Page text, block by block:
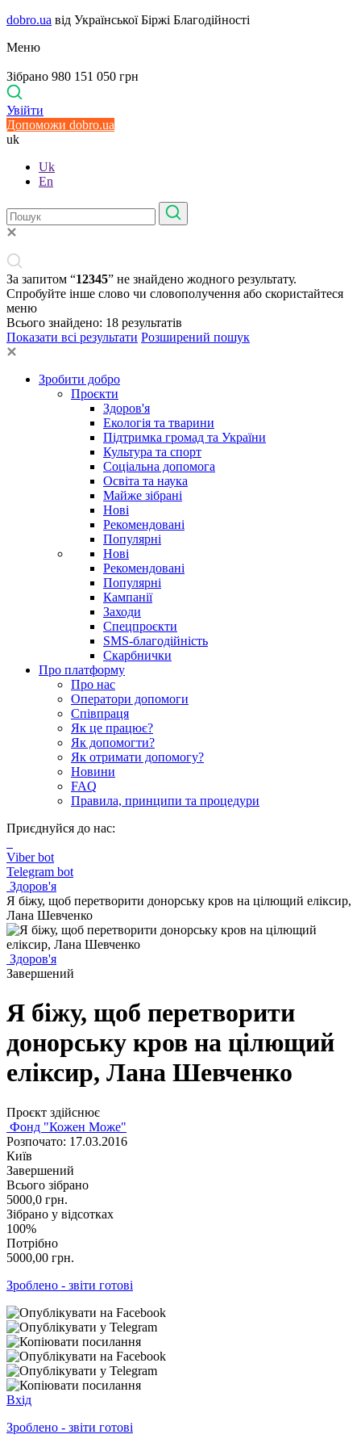
dobro.ua від Української Біржі Благодійності
Меню
Зібрано 980 151 050 грн
Увійти
Допоможи dobro.ua
uk
Uk
En
За запитом “12345” не знайдено жодного результату.
Спробуйте інше слово чи словополучення або скористайтеся
меню
Всього знайдено: 18 результатів
Показати всі результати Розширений пошук
Зробити добро
Проєкти
Здоров'я
Екологія та тварини
Підтримка громад та України
Культура та спорт
Соціальна допомога
Освіта та наука
Майже зібрані
Нові
Рекомендовані
Популярні
Нові
Рекомендовані
Популярні
Кампанії
Заходи
Спецпроєкти
SMS-благодійність
Скарбнички
Про платформу
Про нас
Оператори допомоги
Співпраця
Як це працює?
Як допомогти?
Як отримати допомогу?
Новини
FAQ
Правила, принципи та процедури
Приєднуйся до нас:
Viber bot
Telegram bot
Здоров'я
Я біжу, щоб перетворити донорську кров на цілющий еліксир,
Лана Шевченко
Здоров'я
Завершений
Я біжу, щоб перетворити
донорську кров на цілющий
еліксир, Лана Шевченко
Проєкт здійснює
Фонд "Кожен Може"
Розпочато: 17.03.2016
Київ
Завершений
Всього зібрано
5000,0 грн.
Зібрано у відсотках
100%
Потрібно
5000,00 грн.
Зроблено - звіти готові
Вхід
Зроблено - звіти готові